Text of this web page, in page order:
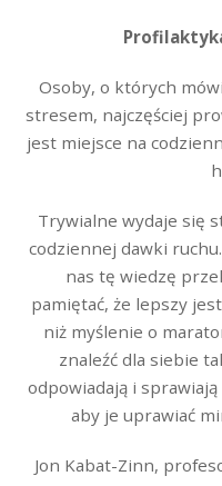
Osoby, o których
stresem, najczęściej
jest miejsce na
Trywialne wydaje się
codziennej dawki
nas tę wiedzę
pamiętać, że lepszy
niż myślenie o
znaleźć dla siebie
odpowiadają i
aby je uprawiać
Jon Kabat-Zinn,